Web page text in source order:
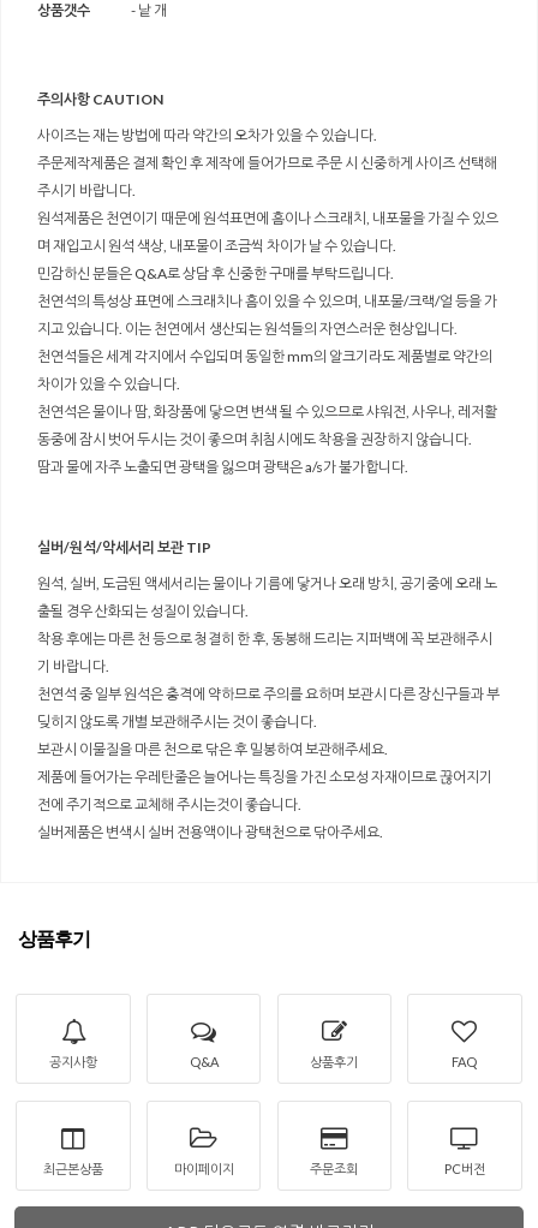
상품갯수 - 낱 개
주의사항 CAUTION
사이즈는 재는 방법에 따라 약간의 오차가 있을 수 있습니다.
주문제작제품은 결제 확인 후 제작에 들어가므로 주문 시 신중하게 사이즈 선택해
주시기 바랍니다.
원석제품은 천연이기 때문에 원석표면에 흠이나 스크래치, 내포물을 가질 수 있으
며 재입고시 원석 색상, 내포물이 조금씩 차이가 날 수 있습니다.
민감하신 분들은 Q&A로 상담 후 신중한 구매를 부탁드립니다.
천연석의 특성상 표면에 스크래치나 흠이 있을 수 있으며, 내포물/크랙/얼 등을 가
지고 있습니다. 이는 천연에서 생산되는 원석들의 자연스러운 현상입니다.
천연석들은 세계 각지에서 수입되며 동일한 mm의 알크기라도 제품별로 약간의
차이가 있을 수 있습니다.
천연석은 물이나 땀, 화장품에 닿으면 변색 될 수 있으므로 샤워전, 사우나, 레저활
동중에 잠시 벗어 두시는 것이 좋으며 취침시에도 착용을 권장하지 않습니다.
땀과 물에 자주 노출되면 광택을 잃으며 광택은 a/s가 불가합니다.
실버/원석/악세서리 보관 TIP
원석, 실버, 도금된 액세서리는 물이나 기름에 닿거나 오래 방치, 공기중에 오래 노
출될 경우 산화되는 성질이 있습니다.
착용 후에는 마른 천 등으로 청결히 한 후, 동봉해 드리는 지퍼백에 꼭 보관해주시
기 바랍니다.
천연석 중 일부 원석은 충격에 약하므로 주의를 요하며 보관시 다른 장신구들과 부
딪히지 않도록 개별 보관해주시는 것이 좋습니다.
보관시 이물질을 마른 천으로 닦은 후 밀봉하여 보관해주세요.
제품에 들어가는 우레탄줄은 늘어나는 특징을 가진 소모성 자재이므로 끊어지기
전에 주기적으로 교체해 주시는것이 좋습니다.
실버제품은 변색시 실버 전용액이나 광택천으로 닦아주세요.
상품후기
공지사항 Q&A 상품후기 FAQ
최근본상품 마이페이지 주문조회 PC버전